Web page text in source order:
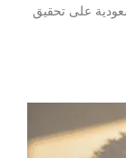
على تحقيق